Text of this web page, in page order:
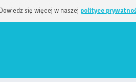
się więcej w naszej polityce